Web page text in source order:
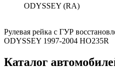
ODYSSEY (RA)
Рулевая рейка с ГУР
ODYSSEY 1997-2004 HO235R
Каталог